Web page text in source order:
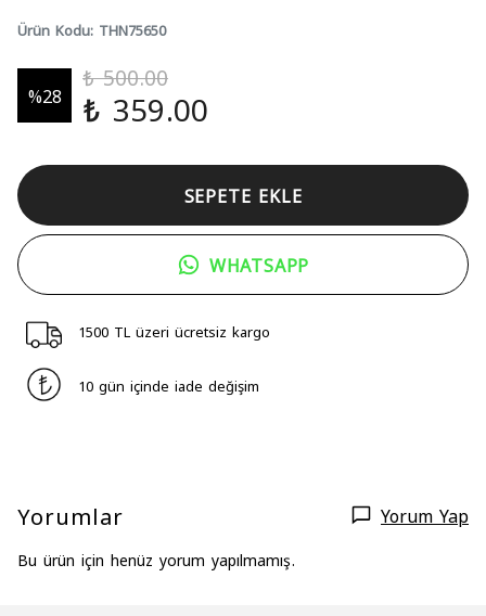
Ürün Kodu: THN75650
%28
₺ 500.00
₺ 359.00
SEPETE EKLE
WHATSAPP
1500 TL üzeri ücretsiz kargo
10 gün içinde iade değişim
Yorumlar Yorum Yap
Bu ürün için henüz yorum yapılmamış.